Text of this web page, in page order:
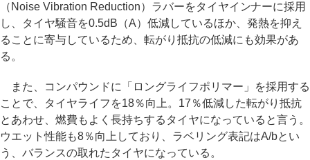
（Noise Vibration Reduction）ラバーをタイヤインナーに採用
し、タイヤ騒音を0.5dB（A）低減しているほか、発熱を抑え
ることに寄与しているため、転がり抵抗の低減にも効果があ
る。
また、コンパウンドに「ロングライフポリマー」を採用する
ことで、タイヤライフを18％向上。17％低減した転がり抵抗
とあわせ、燃費もよく長持ちするタイヤになっていると言う。
ウエット性能も8％向上しており、ラベリング表記はA/bとい
う、バランスの取れたタイヤになっている。